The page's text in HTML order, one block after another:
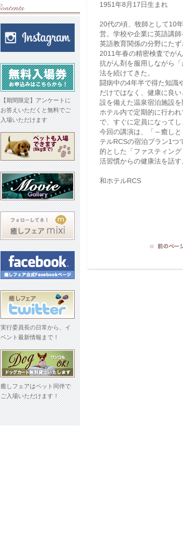
【期間限定】アンケートに
お答えいただくと無料でご
入場いただけます
実行委員長の日常から、イ
ベント最新情報まで！
癒しフェアはペット同伴で
ご入場いただけます！
1951年8月17日生まれ
20代の頃、牧師として10
営。学校や企業に英語講
英語教育関係の分野にたず
2011年春の精密検査でが
抗がん剤を服用しながら
法を続けてきた。
闘病中の4年半で得た知識
だけではなく、健康に良
設を備えた温泉宿泊施設を
ホテル内で定期的に行わ
で、すぐに定員になってし
今回の講演は、「～癒し
テルRCSの宿泊プラン1
的とした「ファスティン
活習慣からの健康法を話す
和ホテルRCS